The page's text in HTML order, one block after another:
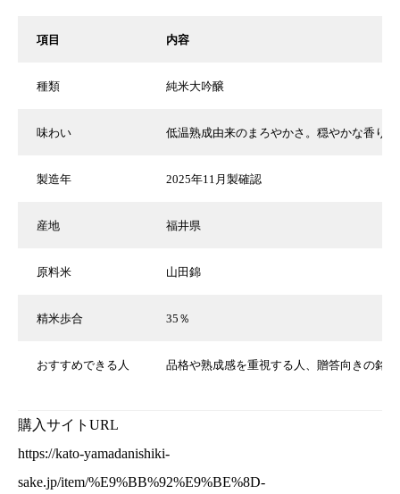
項目 内容
種類 純米大吟醸
味わい 低温熟成由来のまろやかさ。穏やかな香り
製造年 2025年11月製確認
産地 福井県
原料米 山田錦
精米歩合 35％
おすすめできる人 品格や熟成感を重視する人、贈答向きの銘
購入サイトURL
https://kato-yamadanishiki-
sake.jp/item/%E9%BB%92%E9%BE%8D-